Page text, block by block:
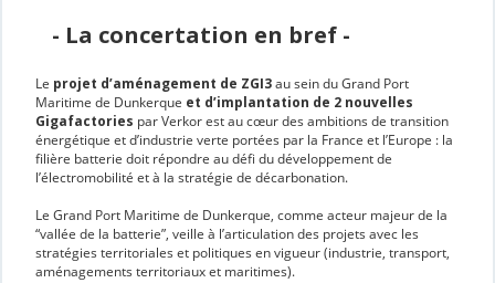
- La concertation en bref -
Le projet d’aménagement de ZGI3au sein du Grand Port
Maritime de Dunkerque et d’implantation de 2 nouvelles
Gigafactories par Verkor est au cœur des ambitions de transition
énergétique et d’industrie verte portées par la France et l’Europe : la
filière batterie doit répondre au défi du développement de
l’électromobilité et à la stratégie de décarbonation.
Le Grand Port Maritime de Dunkerque, comme acteur majeur de la
“vallée de la batterie”, veille à l’articulation des projets avec les
stratégies territoriales et politiques en vigueur (industrie, transport,
aménagements territoriaux et maritimes).